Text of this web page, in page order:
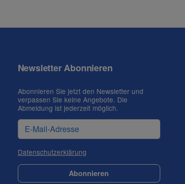
Newsletter Abonnieren
Abonnieren Sie jetzt den Newsletter und
verpassen Sie keine Angebote. Die
Abmeldung ist jederzeit möglich.
Datenschutzerklärung
Abonnieren